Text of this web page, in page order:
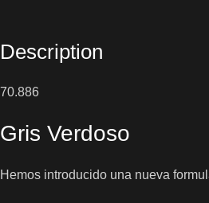
Description
70.886
Gris Verdoso
Hemos introducido una nueva